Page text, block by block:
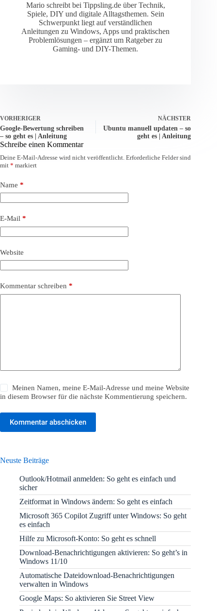
Mario schreibt bei Tippsling.de über Technik,
Spiele, DIY und digitale Alltagsthemen. Sein
Schwerpunkt liegt auf verständlichen
Anleitungen zu Windows, Apps und praktischen
Problemlösungen – ergänzt um Ratgeber zu
Gaming- und DIY-Themen.
VORHERIGER
Google-Bewertung schreiben
– so geht es | Anleitung
NÄCHSTER
Ubuntu manuell updaten – so
geht es | Anleitung
Schreibe einen Kommentar
Deine E-Mail-Adresse wird nicht veröffentlicht. Erforderliche Felder sind
mit * markiert
Name *
E-Mail *
Website
Kommentar schreiben *
Meinen Namen, meine E-Mail-Adresse und meine Website
in diesem Browser für die nächste Kommentierung speichern.
Kommentar abschicken
Neuste Beiträge
Outlook/Hotmail anmelden: So geht es einfach und
sicher
Zeitformat in Windows ändern: So geht es einfach
Microsoft 365 Copilot Zugriff unter Windows: So geht
es einfach
Hilfe zu Microsoft-Konto: So geht es schnell
Download-Benachrichtigungen aktivieren: So geht’s in
Windows 11/10
Automatische Dateidownload-Benachrichtigungen
verwalten in Windows
Google Maps: So aktivieren Sie Street View